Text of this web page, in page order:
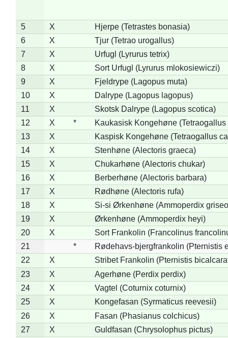
5 X
Hjerpe (Tetrastes bonasia)
6
X
Tjur (Tetrao urogallus)
7
X
Urfugl (Lyrurus tetrix)
8
X
Sort Urfugl (Lyrurus mlokosiewiczi)
9
X
Fjeldrype (Lagopus muta)
10
X
Dalrype (Lagopus lagopus)
11
X
Skotsk Dalrype (Lagopus scotica)
12
X *
Kaukasisk Kongehøne
13
X
Kaspisk Kongehøne (Tetraogallus
14
X
Stenhøne (Alectoris graeca)
15
X
Chukarhøne (Alectoris chukar)
16
X
Berberhøne (Alectoris barbara)
17
X
Rødhøne (Alectoris rufa)
18
X
Si-si Ørkenhøne (Ammoperdix
19
X
Ørkenhøne (Ammoperdix heyi)
20
X
Sort Frankolin (Francolinus
21
*
Rødehavs-bjergfrankolin (Pternistis
22
X
Stribet Frankolin (Pternistis
23
X
Agerhøne (Perdix perdix)
24
X
Vagtel (Coturnix coturnix)
25
X
Kongefasan (Syrmaticus reevesii)
26
X
Fasan (Phasianus colchicus)
27
X
Guldfasan (Chrysolophus pictus)